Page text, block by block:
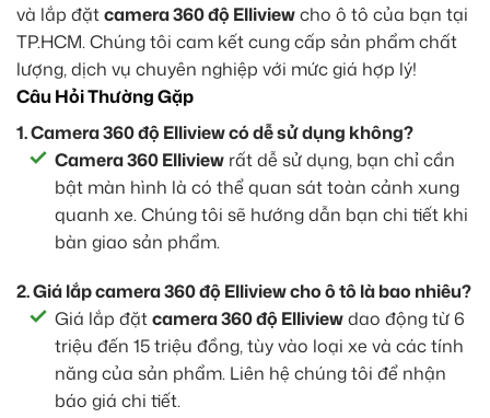
và lắp đặtcamera 360 độ Elliviewcho ô tô của bạn tại
TP.HCM. Chúng tôi cam kết cung cấp sản phẩm chất
lượng, dịch vụ chuyên nghiệp với mức giá hợp lý!
Câu Hỏi Thường Gặp
1. Camera 360 độ Elliview có dễ sử dụng không?
Camera 360 Elliview rất dễ sử dụng, bạn chỉ cần
bật màn hình là có thể quan sát toàn cảnh xung
quanh xe. Chúng tôi sẽ hướng dẫn bạn chi tiết khi
bàn giao sản phẩm.
2. Giá lắp camera 360 độ Elliview cho ô tô là bao nhiêu?
Giá lắp đặtcamera 360 độ Elliviewdao động từ 6
triệu đến 15 triệu đồng, tùy vào loại xe và các tính
năng của sản phẩm. Liên hệ chúng tôi để nhận
báo giá chi tiết.